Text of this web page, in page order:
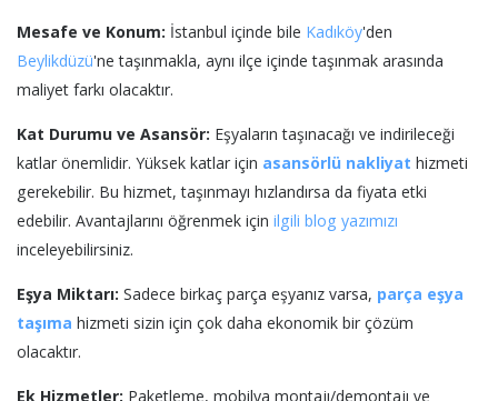
Mesafe ve Konum: İstanbul içinde bile Kadıköy'den
Beylikdüzü'ne taşınmakla, aynı ilçe içinde taşınmak arasında
maliyet farkı olacaktır.
Kat Durumu ve Asansör: Eşyaların taşınacağı ve indirileceği
katlar önemlidir. Yüksek katlar için asansörlü nakliyat hizmeti
gerekebilir. Bu hizmet, taşınmayı hızlandırsa da fiyata etki
edebilir. Avantajlarını öğrenmek için ilgili blog yazımızı
inceleyebilirsiniz.
Eşya Miktarı: Sadece birkaç parça eşyanız varsa, parça eşya
taşıma hizmeti sizin için çok daha ekonomik bir çözüm
olacaktır.
Ek Hizmetler: Paketleme, mobilya montajı/demontajı ve